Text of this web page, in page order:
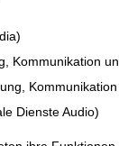
Kommunikation
Dienste Audio)